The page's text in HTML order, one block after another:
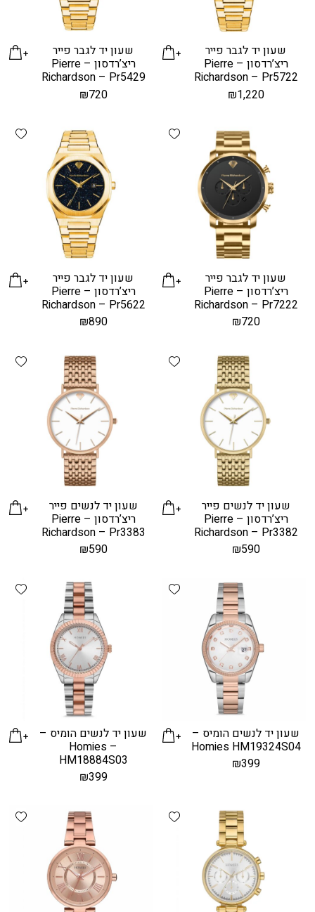
שעון יד לגבר פייר
ריצ’רדסון – Pierre
Richardson – Pr5722
₪1,220
שעון יד לגבר פייר
ריצ’רדסון – Pierre
Richardson – Pr5429
₪720
Add wishlist
שעון יד לגבר פייר
ריצ’רדסון – Pierre
Richardson – Pr7222
₪720
שעון יד לגבר פייר
ריצ’רדסון – Pierre
Richardson – Pr5622
₪890
Add wishlist
שעון יד לנשים פייר
ריצ’רדסון – Pierre
Richardson – Pr3382
₪590
שעון יד לנשים פייר
ריצ’רדסון – Pierre
Richardson – Pr3383
₪590
Add wishlist
שעון יד לנשים הומיס –
Homies HM19324S04
₪399
שעון יד לנשים הומיס –
Homies –
HM18884S03
₪399
Add wishlist